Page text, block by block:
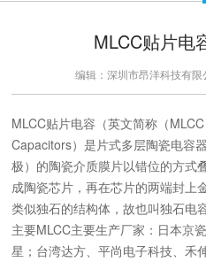
MLCC贴片电
编辑：深圳市昂洋科技有限
MLCC贴片电容（英文简称（
Capacitors）是片式多层陶瓷电容
极）的陶瓷介质膜片以错位的方式
成陶瓷芯片，再在芯片的两端封上
类似独石的结构体，故也叫独石电容
主要MLCC主要生产厂家：日本京
星；台湾达方、平尚电子科技、禾